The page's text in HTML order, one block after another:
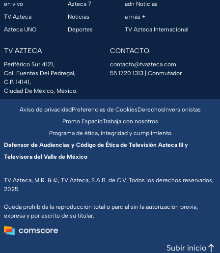
en vivo
TV Azteca
Azteca UNO
Azteca 7
Noticias
Deportes
adn Noticias
a más +
TV Azteca Internacional
TV AZTECA
Periférico Sur 4121,
Col. Fuentes Del Pedregal,
C.P. 14141,
Ciudad De México, México.
CONTACTO
contacto@tvazteca.com
55 1720 1313 | Conmutador
TV Azteca, M.R. & ©, TV Azteca, S.A.B. de C.V. Todos los derechos reservados,
2025.
Queda prohibida la reproducción total o parcial sin la autorización previa,
expresa y por escrito de su titular.
Aviso de privacidadPreferencias de CookiesDerechosInversionistas
Promo EspacioTrabaja con nosotros
Programa de ética, integridad y cumplimiento
Defensor de Audiencias y Código de Ética de Televisión Azteca III y
Televisora del Valle de México
Subir inicio